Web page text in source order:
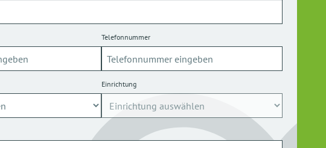
Telefonnummer
Einrichtung